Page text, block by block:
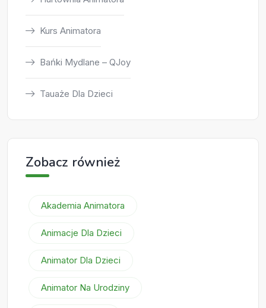
Kurs Animatora
Bańki Mydlane – QJoy
Tauaże Dla Dzieci
Zobacz również
Akademia Animatora
Animacje Dla Dzieci
Animator Dla Dzieci
Animator Na Urodziny